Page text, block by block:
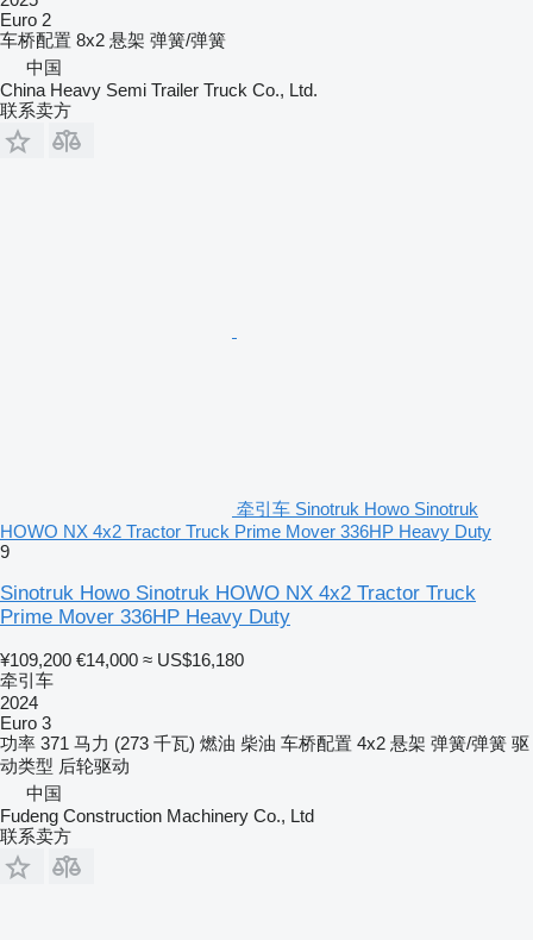
Euro 2
车桥配置 8x2 悬架 弹簧/弹簧
中国
China Heavy Semi Trailer Truck Co., Ltd.
联系卖方
牵引车 Sinotruk Howo Sinotruk
HOWO NX 4x2 Tractor Truck Prime Mover 336HP Heavy Duty
9
Sinotruk Howo Sinotruk HOWO NX 4x2 Tractor Truck
Prime Mover 336HP Heavy Duty
¥109,200 €14,000 ≈ US$16,180
牵引车
2024
Euro 3
功率 371 马力 (273 千瓦) 燃油 柴油 车桥配置 4x2 悬架 弹簧/弹簧 驱
动类型 后轮驱动
中国
Fudeng Construction Machinery Co., Ltd
联系卖方